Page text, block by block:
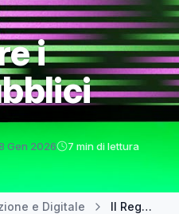
i
Gen 2026 7 min di lettura
e Digitale Il Regno Unito affida l’innovazione AI a Meta per ottimizzare i servizi pubblici